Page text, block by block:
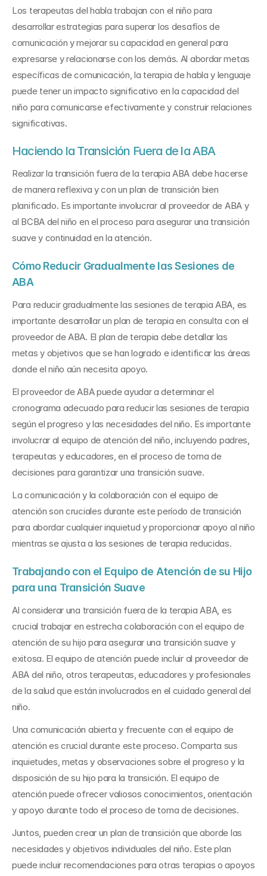
Los terapeutas del habla trabajan con el niño para
desarrollar estrategias para superar los desafíos de
comunicación y mejorar su capacidad en general para
expresarse y relacionarse con los demás. Al abordar metas
específicas de comunicación, la terapia de habla y lenguaje
puede tener un impacto significativo en la capacidad del
niño para comunicarse efectivamente y construir relaciones
significativas.
Haciendo la Transición Fuera de la ABA
Realizar la transición fuera de la terapia ABA debe hacerse
de manera reflexiva y con un plan de transición bien
planificado. Es importante involucrar al proveedor de ABA y
al BCBA del niño en el proceso para asegurar una transición
suave y continuidad en la atención.
Cómo Reducir Gradualmente las Sesiones de
ABA
Para reducir gradualmente las sesiones de terapia ABA, es
importante desarrollar un plan de terapia en consulta con el
proveedor de ABA. El plan de terapia debe detallar las
metas y objetivos que se han logrado e identificar las áreas
donde el niño aún necesita apoyo.
El proveedor de ABA puede ayudar a determinar el
cronograma adecuado para reducir las sesiones de terapia
según el progreso y las necesidades del niño. Es importante
involucrar al equipo de atención del niño, incluyendo padres,
terapeutas y educadores, en el proceso de toma de
decisiones para garantizar una transición suave.
La comunicación y la colaboración con el equipo de
atención son cruciales durante este período de transición
para abordar cualquier inquietud y proporcionar apoyo al niño
mientras se ajusta a las sesiones de terapia reducidas.
Trabajando con el Equipo de Atención de su Hijo
para una Transición Suave
Al considerar una transición fuera de la terapia ABA, es
crucial trabajar en estrecha colaboración con el equipo de
atención de su hijo para asegurar una transición suave y
exitosa. El equipo de atención puede incluir al proveedor de
ABA del niño, otros terapeutas, educadores y profesionales
de la salud que están involucrados en el cuidado general del
niño.
Una comunicación abierta y frecuente con el equipo de
atención es crucial durante este proceso. Comparta sus
inquietudes, metas y observaciones sobre el progreso y la
disposición de su hijo para la transición. El equipo de
atención puede ofrecer valiosos conocimientos, orientación
y apoyo durante todo el proceso de toma de decisiones.
Juntos, pueden crear un plan de transición que aborde las
necesidades y objetivos individuales del niño. Este plan
puede incluir recomendaciones para otras terapias o apoyos